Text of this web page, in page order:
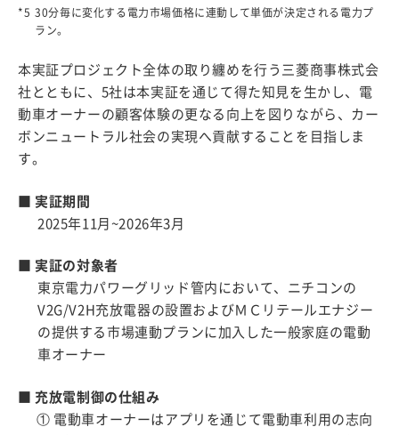
*5 30分毎に変化する電力市場価格に連動して単価が決定される電力プ
ラン。
本実証プロジェクト全体の取り纏めを行う三菱商事株式会
社とともに、5社は本実証を通じて得た知見を生かし、電
動車オーナーの顧客体験の更なる向上を図りながら、カー
ボンニュートラル社会の実現へ貢献することを目指しま
す。
実証期間
2025年11月~2026年3月
実証の対象者
東京電力パワーグリッド管内において、ニチコンの
V2G/V2H充放電器の設置およびＭＣリテールエナジー
の提供する市場連動プランに加入した一般家庭の電動
車オーナー
充放電制御の仕組み
① 電動車オーナーはアプリを通じて電動車利用の志向